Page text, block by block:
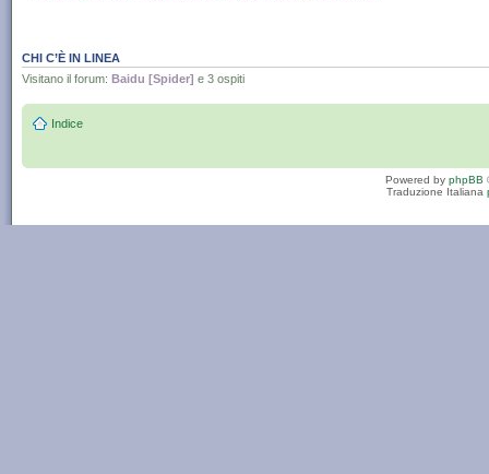
CHI C’È IN LINEA
Visitano il forum: Baidu [Spider] e 3 ospiti
Indice
Powered by phpBB
Traduzione Italiana